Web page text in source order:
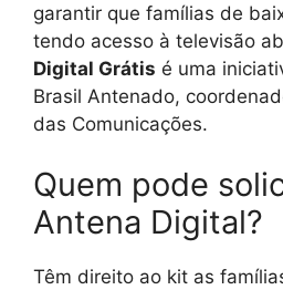
garantir que famílias de
tendo acesso à televisão
Digital Grátis é uma
Brasil Antenado,
das Comunicações.
Quem pode
Antena Digital?
Têm direito ao kit as